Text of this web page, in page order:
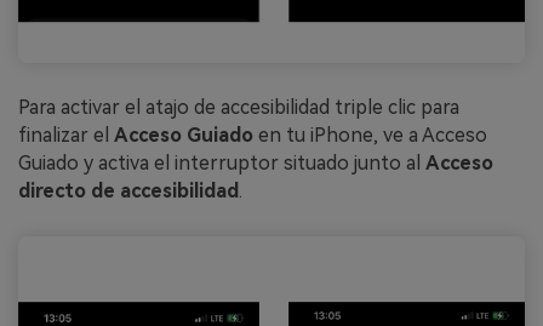
Para activar el atajo de accesibilidad triple clic para
finalizar el Acceso Guiado en tu iPhone, ve a Acceso
Guiado y activa el interruptor situado junto al Acceso
directo de accesibilidad .